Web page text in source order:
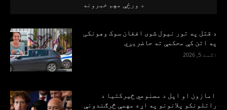
د ورځې مهم خبرونه
د قتل په تور نیول شوی افغان سوک وهونکی
په اتن کې محکمې ته حاضریږي
اګست 5, 2026
امازون او اپل د مصنوعي ځیرکتیا د
راتلونکو پلانونو په اړه مهمې څرګندونې